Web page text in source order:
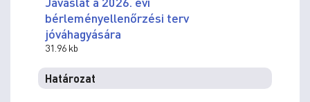
bérleményellenőrzési terv
jóváhagyására
31.96 kb
Határozat